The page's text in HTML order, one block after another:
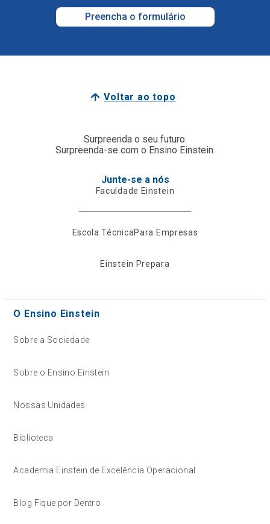
Preencha o formulário
Voltar ao topo
Surpreenda o seu futuro.
Surpreenda-se com o Ensino Einstein.
Junte-se a nós
Faculdade Einstein
Escola TécnicaPara Empresas
Einstein Prepara
O Ensino Einstein
Sobre a Sociedade
Sobre o Ensino Einstein
Nossas Unidades
Biblioteca
Academia Einstein de Excelência Operacional
Blog Fique por Dentro